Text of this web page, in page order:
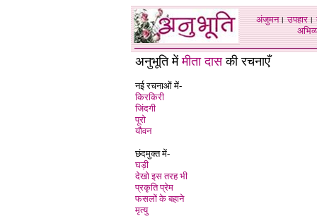
अंजुमन।उपहार।
अनुभूति मेंमीता दासकी रचनाएँ
नई रचनाओं में-
किरकिरी
जिंदगी
पूरो
यौवन
छंदमुक्त में-
घड़ी
देखो इस तरह भी
प्रकृति प्रेम
फसलों के बहाने
मृत्यु